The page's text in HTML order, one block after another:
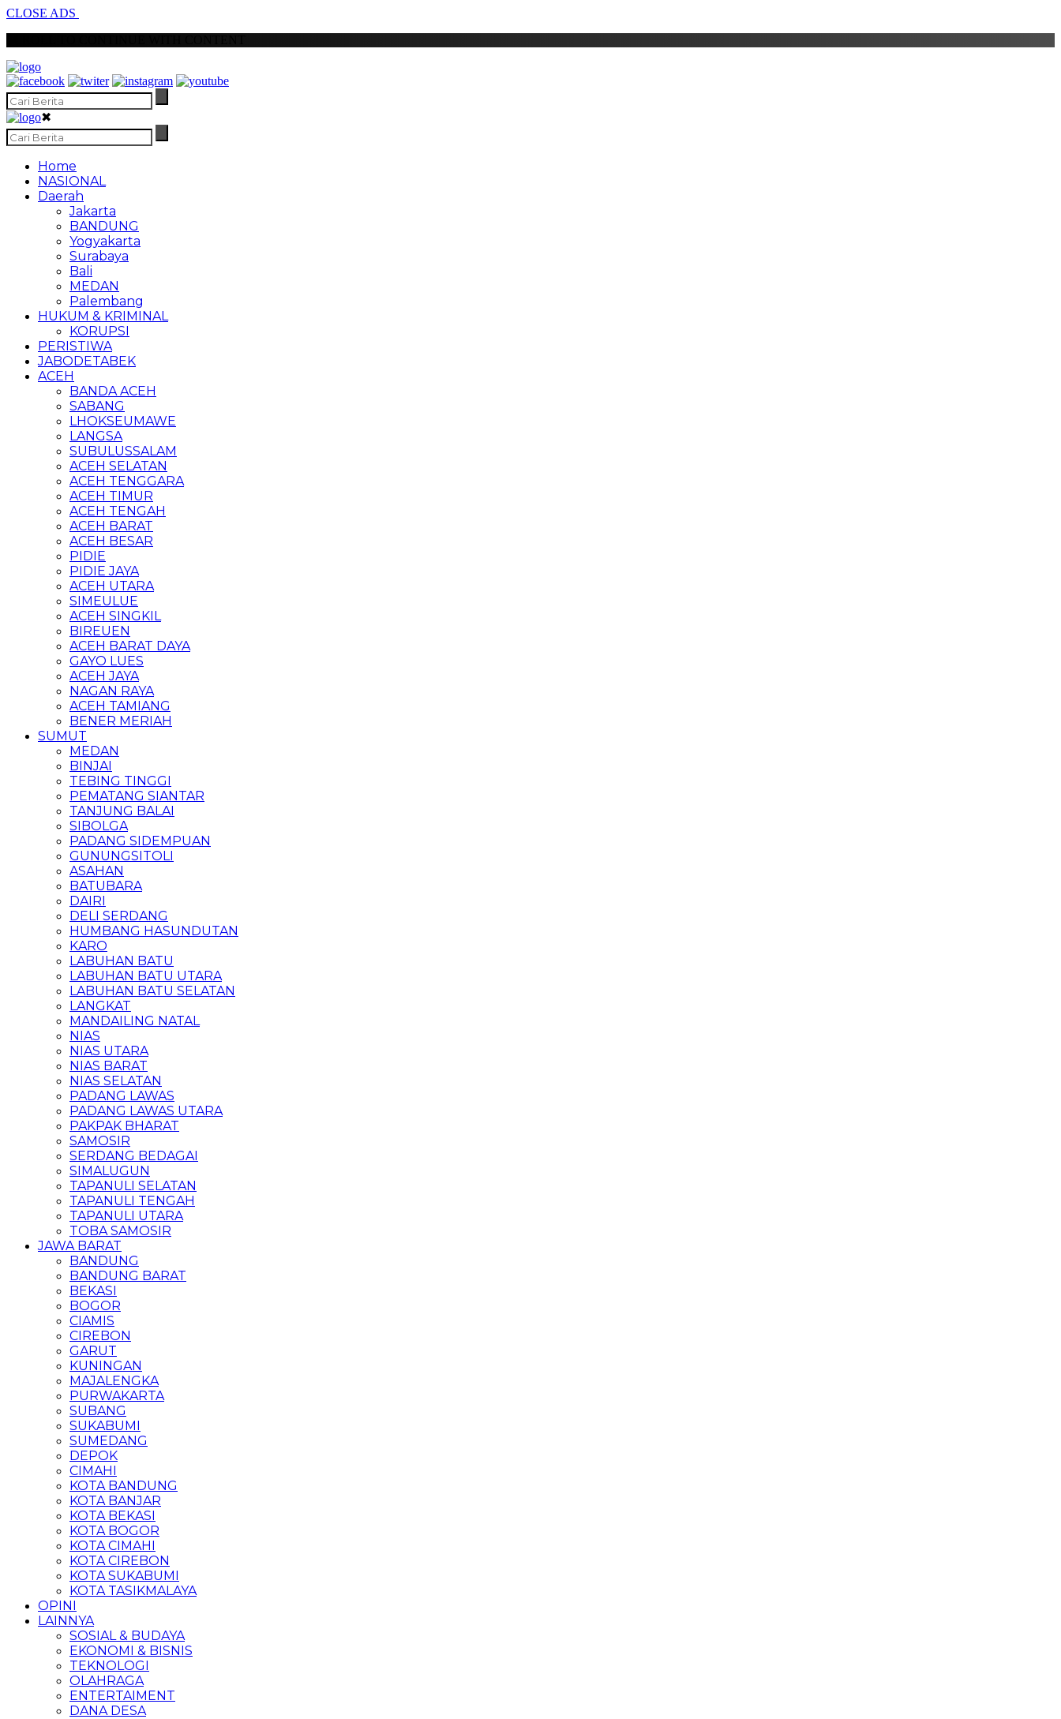
CLOSE ADS
✖
Home
NASIONAL
Daerah
Jakarta
BANDUNG
Yogyakarta
Surabaya
Bali
MEDAN
Palembang
HUKUM & KRIMINAL
KORUPSI
PERISTIWA
JABODETABEK
ACEH
BANDA ACEH
SABANG
LHOKSEUMAWE
LANGSA
SUBULUSSALAM
ACEH SELATAN
ACEH TENGGARA
ACEH TIMUR
ACEH TENGAH
ACEH BARAT
ACEH BESAR
PIDIE
PIDIE JAYA
ACEH UTARA
SIMEULUE
ACEH SINGKIL
BIREUEN
ACEH BARAT DAYA
GAYO LUES
ACEH JAYA
NAGAN RAYA
ACEH TAMIANG
BENER MERIAH
SUMUT
MEDAN
BINJAI
TEBING TINGGI
PEMATANG SIANTAR
TANJUNG BALAI
SIBOLGA
PADANG SIDEMPUAN
GUNUNGSITOLI
ASAHAN
BATUBARA
DAIRI
DELI SERDANG
HUMBANG HASUNDUTAN
KARO
LABUHAN BATU
LABUHAN BATU UTARA
LABUHAN BATU SELATAN
LANGKAT
MANDAILING NATAL
NIAS
NIAS UTARA
NIAS BARAT
NIAS SELATAN
PADANG LAWAS
PADANG LAWAS UTARA
PAKPAK BHARAT
SAMOSIR
SERDANG BEDAGAI
SIMALUGUN
TAPANULI SELATAN
TAPANULI TENGAH
TAPANULI UTARA
TOBA SAMOSIR
JAWA BARAT
BANDUNG
BANDUNG BARAT
BEKASI
BOGOR
CIAMIS
CIREBON
GARUT
KUNINGAN
MAJALENGKA
PURWAKARTA
SUBANG
SUKABUMI
SUMEDANG
DEPOK
CIMAHI
KOTA BANDUNG
KOTA BANJAR
KOTA BEKASI
KOTA BOGOR
KOTA CIMAHI
KOTA CIREBON
KOTA SUKABUMI
KOTA TASIKMALAYA
OPINI
LAINNYA
SOSIAL & BUDAYA
EKONOMI & BISNIS
TEKNOLOGI
OLAHRAGA
ENTERTAIMENT
DANA DESA